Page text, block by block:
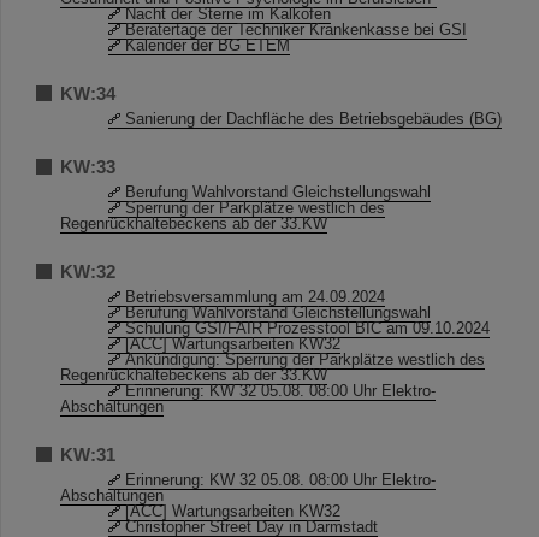
Nacht der Sterne im Kalkofen
Beratertage der Techniker Krankenkasse bei GSI
Kalender der BG ETEM
KW:34
Sanierung der Dachfläche des Betriebsgebäudes (BG)
KW:33
Berufung Wahlvorstand Gleichstellungswahl
Sperrung der Parkplätze westlich des
Regenrückhaltebeckens ab der 33.KW
KW:32
Betriebsversammlung am 24.09.2024
Berufung Wahlvorstand Gleichstellungswahl
Schulung GSI/FAIR Prozesstool BIC am 09.10.2024
[ACC] Wartungsarbeiten KW32
Ankündigung: Sperrung der Parkplätze westlich des
Regenrückhaltebeckens ab der 33.KW
Erinnerung: KW 32 05.08. 08:00 Uhr Elektro-
Abschaltungen
KW:31
Erinnerung: KW 32 05.08. 08:00 Uhr Elektro-
Abschaltungen
[ACC] Wartungsarbeiten KW32
Christopher Street Day in Darmstadt